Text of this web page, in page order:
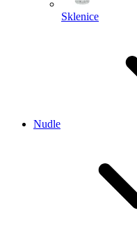
Sklenice
Nudle